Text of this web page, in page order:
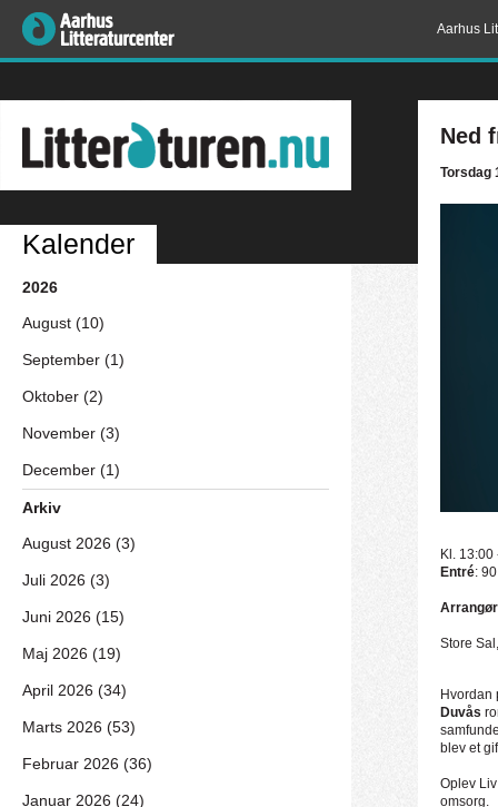
Aarhus
Ned
Torsdag
Kl. 13:00
Entré:
Store
Hvordan
Duvås
blev et
Oplev
omsorg.
Kalender
2026
August (10)
September (1)
Oktober (2)
November (3)
December (1)
Arkiv
August 2026 (3)
Juli 2026 (3)
Juni 2026 (15)
Maj 2026 (19)
April 2026 (34)
Marts 2026 (53)
Februar 2026 (36)
Januar 2026 (24)